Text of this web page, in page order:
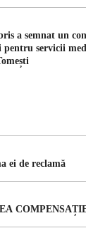
a semnat un
pentru servicii
ei de reclamă